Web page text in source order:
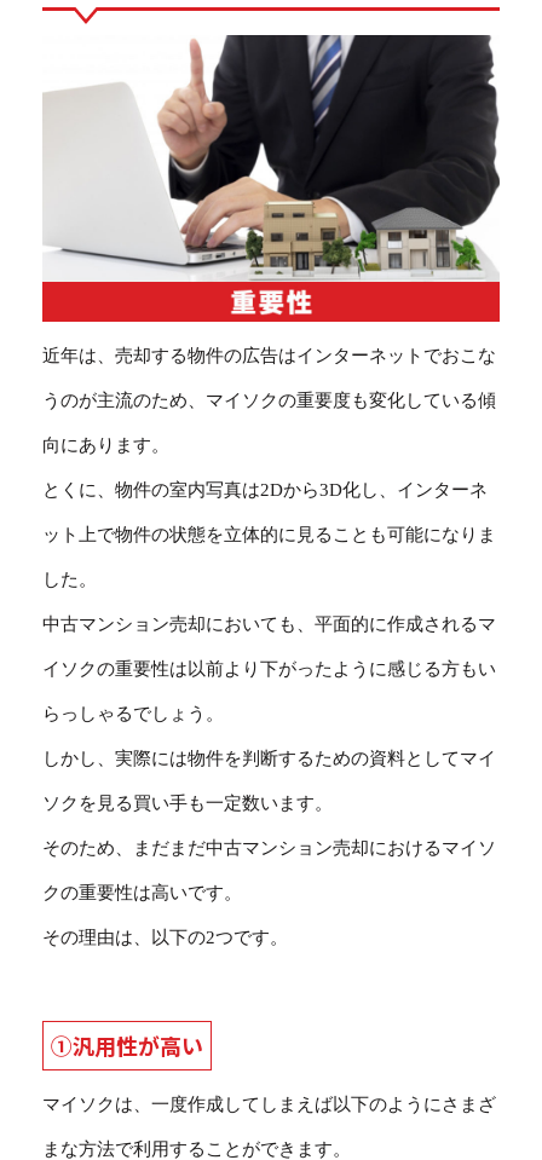
近年は、売却する物件の広告はインターネットでおこな
うのが主流のため、マイソクの重要度も変化している傾
向にあります。
とくに、物件の室内写真は2Dから3D化し、インターネ
ット上で物件の状態を立体的に見ることも可能になりま
した。
中古マンション売却においても、平面的に作成されるマ
イソクの重要性は以前より下がったように感じる方もい
らっしゃるでしょう。
しかし、実際には物件を判断するための資料としてマイ
ソクを見る買い手も一定数います。
そのため、まだまだ中古マンション売却におけるマイソ
クの重要性は高いです。
その理由は、以下の2つです。
①汎用性が高い
マイソクは、一度作成してしまえば以下のようにさまざ
まな方法で利用することができます。